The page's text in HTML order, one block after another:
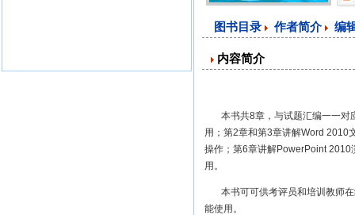
图书目录 作者简介 编
内容简介
本书共8章，与试题汇编一一对
用；第2章和第3章讲解Word 2010
操作；第6章讲解PowerPoint 2010
用。
本书可可供考评员和培训教师在
能使用。